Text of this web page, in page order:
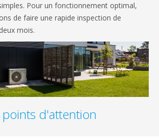
Pour un fonctionnement optimal,
de faire une rapide inspection de
mois.
d'attention